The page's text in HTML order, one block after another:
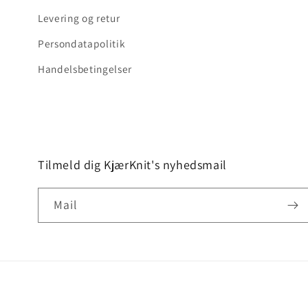
Levering og retur
Persondatapolitik
Handelsbetingelser
Tilmeld dig KjærKnit's nyhedsmail
Mail